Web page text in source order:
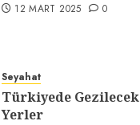
12 MART 2025 0
Seyahat
Türkiyede Gezilecek
Yerler